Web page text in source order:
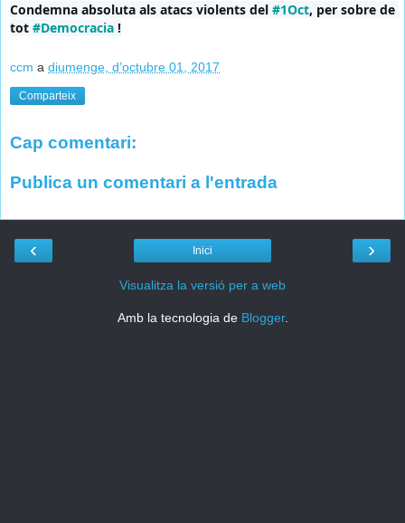
Condemna absoluta als atacs violents del #1Oct, per sobre de
tot #Democracia !
ccm a diumenge, d’octubre 01, 2017
Comparteix
Cap comentari:
Publica un comentari a l'entrada
‹ ›
Inici
Visualitza la versió per a web
Amb la tecnologia de Blogger.